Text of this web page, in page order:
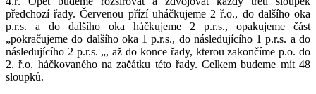
předchozí řady. Červenou přízí uháčkujeme 2 ř.o., do dalšího oka
p.r.s. a do dalšího oka háčkujeme 2 p.r.s., opakujeme část
„pokračujeme do dalšího oka 1 p.r.s., do následujícího 1 p.r.s. a do
následujícího 2 p.r.s. „, až do konce řady, kterou zakončíme p.o. do
2. ř.o. háčkovaného na začátku této řady. Celkem budeme mít 48
sloupků.